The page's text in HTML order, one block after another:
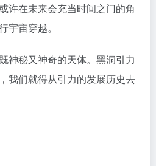
许在未来会充当时间之门的角
宇宙穿越。
秘又神奇的天体。黑洞引力
我们就得从引力的发展历史去